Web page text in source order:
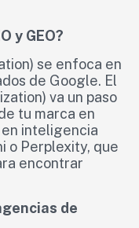
y GEO?
se enfoca en
de Google. El
va un paso
tu marca en
inteligencia
o Perplexity, que
encontrar
de